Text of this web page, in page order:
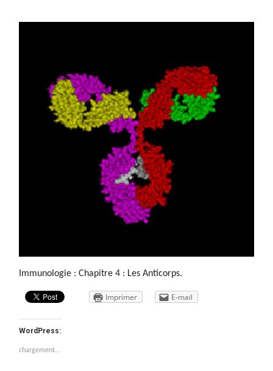
Immunologie : Chapitre 4 : Les Anticorps.
Imprimer E-mail
WordPress:
chargement…